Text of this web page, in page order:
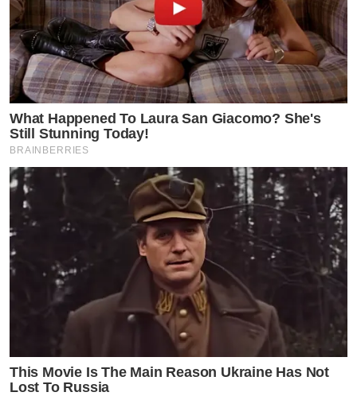
What Happened To Laura San Giacomo? She's
Still Stunning Today!
BRAINBERRIES
This Movie Is The Main Reason Ukraine Has Not
Lost To Russia